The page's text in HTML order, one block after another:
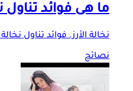
ما هى فوائد تناول
نخالة الأرز. فوائد تناول
نصائح